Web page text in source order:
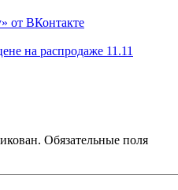
от ВКонтакте
на распродаже 11.11
Обязательные поля